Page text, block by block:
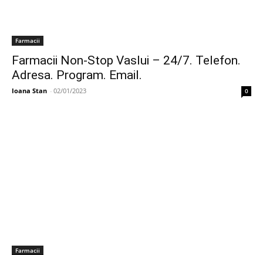
Farmacii
Farmacii Non-Stop Vaslui – 24/7. Telefon.
Adresa. Program. Email.
Ioana Stan - 02/01/2023 0
Farmacii